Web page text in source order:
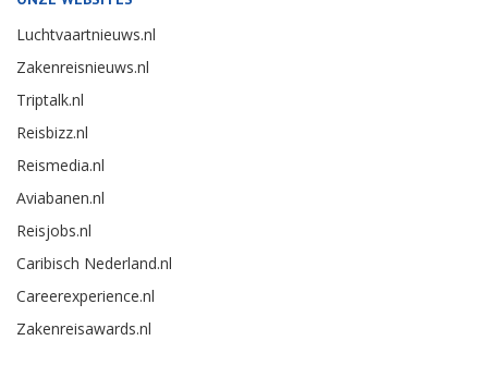
Luchtvaartnieuws.nl
Zakenreisnieuws.nl
Triptalk.nl
Reisbizz.nl
Reismedia.nl
Aviabanen.nl
Reisjobs.nl
Caribisch Nederland.nl
Careerexperience.nl
Zakenreisawards.nl